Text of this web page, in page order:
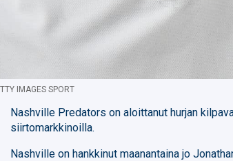
IMAGES SPORT
Nashville Predators on aloittanut hurjan
siirtomarkkinoilla.
Nashville on hankkinut maanantaina jo